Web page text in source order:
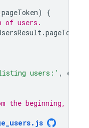
pageToken)
{
of users.
.pageToken
users:' , error
beginning,
. js